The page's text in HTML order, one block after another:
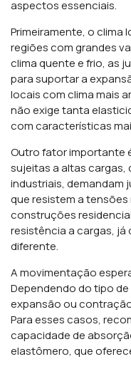
aspectos essenciais.
Primeiramente, o clima
regiões com grandes
clima quente e frio, as
para suportar a
locais com clima mais
não exige tanta
com características
Outro fator importante
sujeitas a altas
industriais, demandam
que resistem a
construções
resistência a cargas, já
diferente.
A movimentação
Dependendo do tipo
expansão ou
Para esses casos,
capacidade de
elastômero, que